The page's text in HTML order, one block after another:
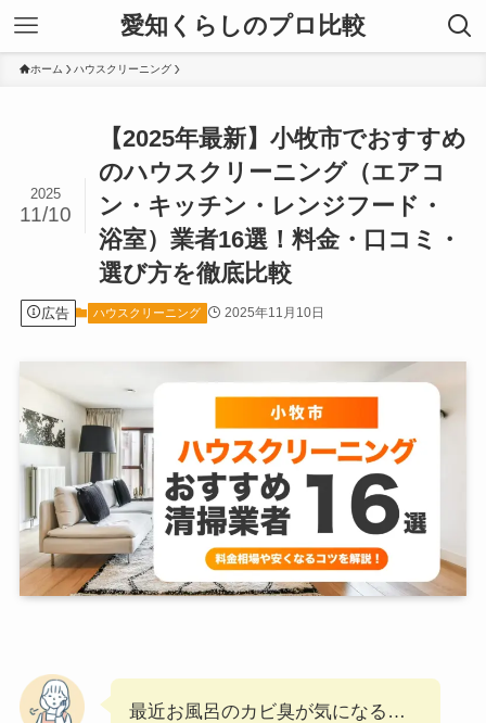
愛知くらしのプロ比較
ホーム ハウスクリーニング
【2025年最新】小牧市でおすすめ
のハウスクリーニング（エアコ
ン・キッチン・レンジフード・
浴室）業者16選！料金・口コミ・
選び方を徹底比較
2025
11/10
広告 ハウスクリーニング 2025年11月10日
最近お風呂のカビ臭が気になる…